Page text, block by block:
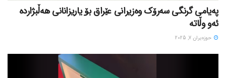
پەیامی گرنگی سەرۆک وەزیرانی عێراق بۆ یاریزانانی هەڵبژارده
ئەو وڵاتە
حوزه‌یران 7, 2025